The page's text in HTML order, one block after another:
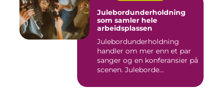
Julebordunderholdning
som samler hele
arbeidsplassen
Julebordunderholdning
handler om mer enn et par
sanger og en konferansier på
scenen. Juleborde...